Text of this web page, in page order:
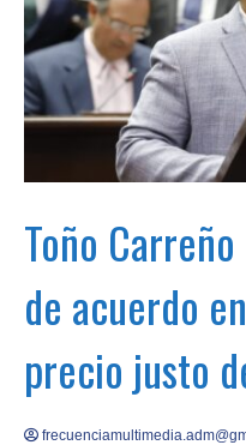
Toño
de acuerdo
precio justo